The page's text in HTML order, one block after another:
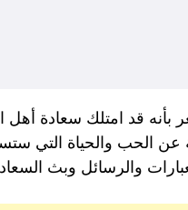
بأنه قد امتلك سعادة
عن الحب والحياة التي
والرسائل وبث